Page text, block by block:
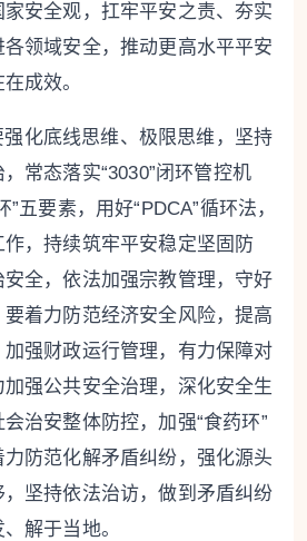
安全观，扛牢平安之责、夯实
领域安全，推动更高水平平安
成效。
化底线思维、极限思维，坚持
常态落实“3030”闭环管控机
五要素，用好“PDCA”循环法，
，持续筑牢平安稳定坚固防
全，依法加强宗教管理，守好
着力防范经济安全风险，提高
强财政运行管理，有力保障对
强公共安全治理，深化安全生
治安整体防控，加强“食药环”
防范化解矛盾纠纷，强化源头
坚持依法治访，做到矛盾纠纷
解于当地。